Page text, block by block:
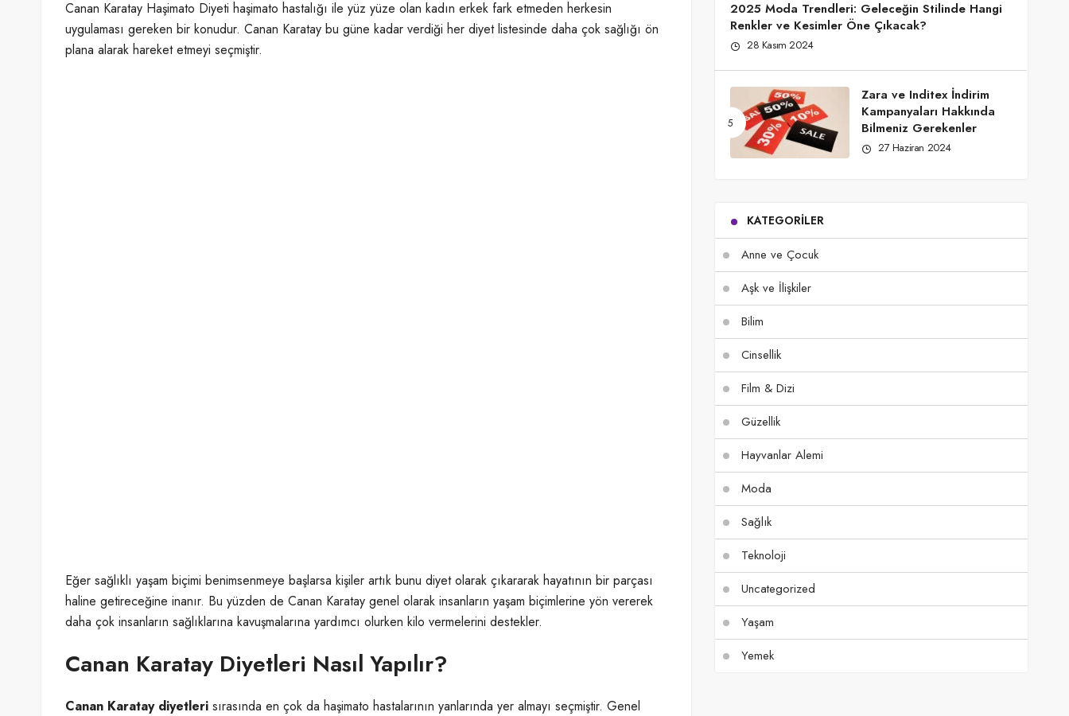
Canan Karatay Haşimato Diyeti haşimato hastalığı ile yüz yüze olan kadın erkek fark etmeden herkesin
uygulaması gereken bir konudur. Canan Karatay bu güne kadar verdiği her diyet listesinde daha çok sağlığı ön
plana alarak hareket etmeyi seçmiştir.
Eğer sağlıklı yaşam biçimi benimsenmeye başlarsa kişiler artık bunu diyet olarak çıkararak hayatının bir parçası
haline getireceğine inanır. Bu yüzden de Canan Karatay genel olarak insanların yaşam biçimlerine yön vererek
daha çok insanların sağlıklarına kavuşmalarına yardımcı olurken kilo vermelerini destekler.
Canan Karatay Diyetleri Nasıl Yapılır?
Canan Karatay diyetleri sırasında en çok da haşimato hastalarının yanlarında yer almayı seçmiştir. Genel
2025 Moda Trendleri: Geleceğin Stilinde Hangi
Renkler ve Kesimler Öne Çıkacak?
28 Kasım 2024
Zara ve Inditex İndirim
Kampanyaları Hakkında
Bilmeniz Gerekenler
27 Haziran 2024
KATEGORILER
Anne ve Çocuk
Aşk ve İlişkiler
Bilim
Cinsellik
Film & Dizi
Güzellik
Hayvanlar Alemi
Moda
Sağlık
Teknoloji
Uncategorized
Yaşam
Yemek